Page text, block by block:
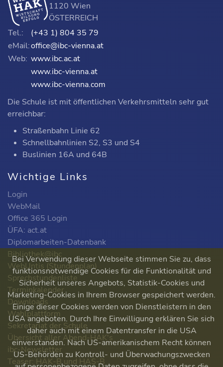
1120 Wien
ÖSTERREICH
Tel.:
(+43 1) 804 35 79
eMail:office@ibc-vienna.at
Web: www.ibc.ac.at
www.ibc-vienna.at
www.ibc-vienna.com
Die Schule ist mit öffentlichen Verkehrsmitteln sehr gut
erreichbar:
Straßenbahn Linie 62
Schnellbahnlinien S2, S3 und S4
Buslinien 16A und 64B
Wichtige Links
Login
WebMail
Office 365 Login
ÜFA: act.at
Diplomarbeiten-Datenbank
Bibliothek@ibc
WebUntis (Stundenplan)
Sprechstundenliste
Terminkalender
Downloads
Wahlplattform
Sekretariat der Schule
Übersicht aller Abend-HAK's
ibc-Newsletter
Teaser: HAK-B und HAS-B
Bei Verwendung dieser Webseite stimmen Sie zu, dass
funktionsnotwendige Cookies für die Funktionalität und
Sicherheit unseres Angebots, Statistik-Cookies und
Marketing-Cookies in Ihrem Browser gespeichert werden.
Einige dieser Cookies werden von Dienstleistern in den
USA angeboten. Durch Ihre Einwilligung erklären Sie sich
daher auch mit einem Datentransfer in die USA
einverstanden. Nach US-amerikanischem Recht können
US-Behörden zu Kontroll- und Überwachungszwecken